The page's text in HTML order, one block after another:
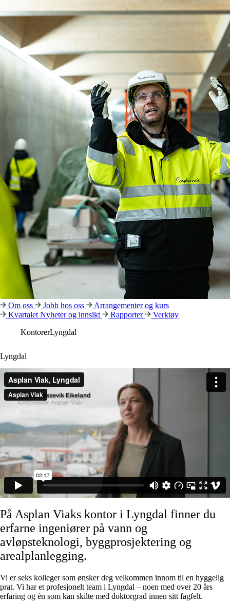
Om oss Jobb hos oss
Arrangementer og kurs
Kvartalet Nyheter og innsikt Rapporter
Verktøy
KontorerLyngdal
Lyngdal
På Asplan Viaks kontor i Lyngdal finner du
erfarne ingeniører på vann og
avløpsteknologi, byggprosjektering og
arealplanlegging.
Vi er seks kolleger som ønsker deg velkommen innom til en hyggelig
prat. Vi har et profesjonelt team i Lyngdal – noen med over 20 års
erfaring og én som kan skilte med doktorgrad innen sitt fagfelt.